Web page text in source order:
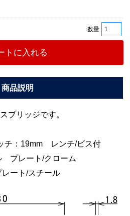
トに入れる
ブリッジです。
チ：19mm レンチ/ビス付
プレート/クローム
ート/スチール